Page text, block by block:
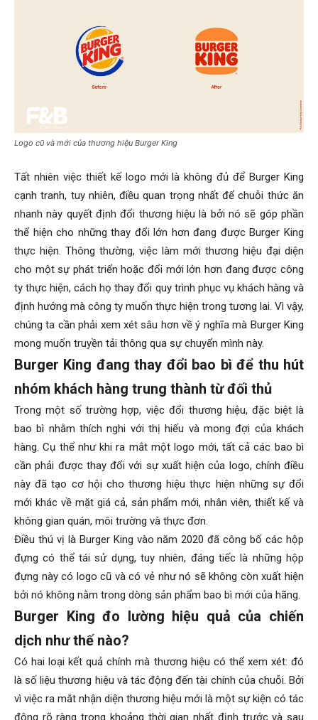
Logo cũ và mới của thương hiệu Burger King
Tất nhiên việc thiết kế logo mới là không đủ để Burger King
cạnh tranh, tuy nhiên, điều quan trọng nhất để chuỗi thức ăn
nhanh này quyết định đổi thương hiệu là bởi nó sẽ góp phần
thể hiện cho những thay đổi lớn hơn đang được Burger King
thực hiện. Thông thường, việc làm mới thương hiệu đại diện
cho một sự phát triển hoặc đổi mới lớn hơn đang được công
ty thực hiện, cách họ thay đổi quy trình phục vụ khách hàng và
định hướng mà công ty muốn thực hiện trong tương lai. Vì vậy,
chúng ta cần phải xem xét sâu hơn về ý nghĩa mà Burger King
mong muốn truyền tải thông qua sự chuyển mình này.
Burger King đang thay đổi bao bì để thu hút
nhóm khách hàng trung thành từ đối thủ
Trong một số trường hợp, việc đổi thương hiệu, đặc biệt là
bao bì nhằm thích nghi với thị hiếu và mong đợi của khách
hàng. Cụ thể như khi ra mắt một logo mới, tất cả các bao bì
cần phải được thay đổi với sự xuất hiện của logo, chính điều
này đã tạo cơ hội cho thương hiệu thực hiện những sự đổi
mới khác về mặt giá cả, sản phẩm mới, nhân viên, thiết kế và
không gian quán, môi trường và thực đơn.
Điều thú vị là Burger King vào năm 2020 đã công bố các hộp
đựng có thể tái sử dụng, tuy nhiên, đáng tiếc là những hộp
đựng này có logo cũ và có vẻ như nó sẽ không còn xuất hiện
bởi nó không nằm trong dòng sản phẩm bao bì mới của hãng.
Burger King đo lường hiệu quả của chiến
dịch như thế nào?
Có hai loại kết quả chính mà thương hiệu có thể xem xét: đó
là số liệu thương hiệu và tác động đến tài chính của chuỗi. Bởi
vì việc ra mắt nhận diện thương hiệu mới là một sự kiện có tác
động rõ ràng trong khoảng thời gian nhất định trước và sau